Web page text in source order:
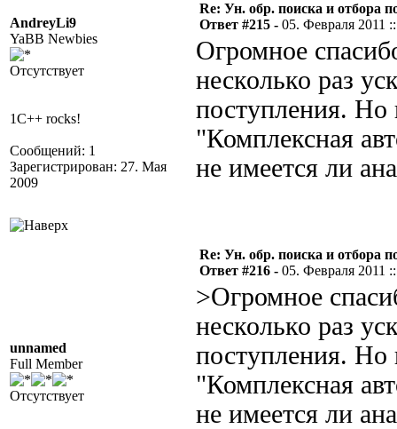
AndreyLi9
YaBB Newbies
Отсутствует
1C++ rocks!
Сообщений: 1
Зарегистрирован: 27. Мая
2009
Re: Ун. обр. поиска и отбора
Ответ #215 - 05. Февраля 2011
Огромное
несколько раз
поступления. Но
"Комплексная
не имеется ли
unnamed
Full Member
Отсутствует
Re: Ун. обр. поиска и отбора
Ответ #216 - 05. Февраля 2011
>Огромное
несколько раз
поступления. Но
"Комплексная
не имеется ли